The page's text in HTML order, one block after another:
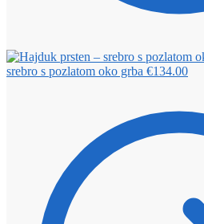
srebro s pozlatom oko grba €134.00